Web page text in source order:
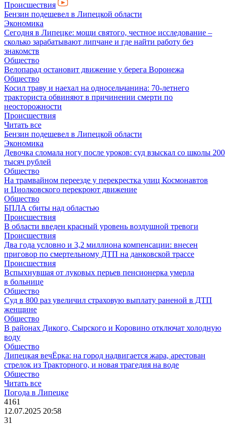
Происшествия
Бензин подешевел в Липецкой области
Экономика
Сегодня в Липецке: мощи святого, честное исследование –
сколько зарабатывают липчане и где найти работу без
знакомств
Общество
Велопарад остановит движение у берега Воронежа
Общество
Косил траву и наехал на односельчанина: 70-летнего
тракториста обвиняют в причинении смерти по
неосторожности
Происшествия
Читать все
Бензин подешевел в Липецкой области
Экономика
Девочка сломала ногу после уроков: суд взыскал со школы 200
тысяч рублей
Общество
На трамвайном переезде у перекрестка улиц Космонавтов
и Циолковского перекроют движение
Общество
БПЛА сбиты над областью
Происшествия
В области введен красный уровень воздушной тревоги
Происшествия
Два года условно и 3,2 миллиона компенсации: внесен
приговор по смертельному ДТП на данковской трассе
Происшествия
Вспыхнувшая от луковых перьев пенсионерка умерла
в больнице
Общество
Суд в 800 раз увеличил страховую выплату раненой в ДТП
женщине
Общество
В районах Дикого, Сырского и Коровино отключат холодную
воду
Общество
Липецкая вечЁрка: на город надвигается жара, арестован
стрелок из Тракторного, и новая трагедия на воде
Общество
Читать все
Погода в Липецке
4161
12.07.2025 20:58
31